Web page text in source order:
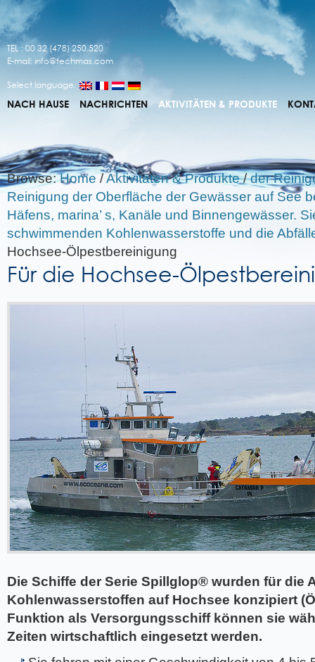
TEL : 00 32 (478) 250.520
E-mail: info@techmas.com
Select language:
NACH HAUSE NACHRICHTEN AKTIVITÄTEN & PRODUKTE
Browse: Home /Aktivitäten & Produkte / der
Reinigung der Oberfläche der Gewässer auf See
Häfens, marina’ s, Kanäle und Binnengewässer.
schwimmenden Kohlenwasserstoffe und die
Hochsee-Ölpestbereinigung
Für die Hochsee-
Die Schiffe der Serie Spillglop® wurden für die
Kohlenwasserstoffen auf Hochsee konzipiert
Funktion als Versorgungsschiff können sie
Zeiten wirtschaftlich eingesetzt werden.